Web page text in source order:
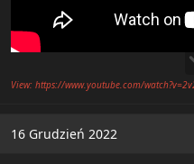
View: https://www.youtube.com/
16 Grudzień 2022